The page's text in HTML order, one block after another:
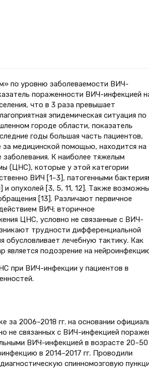
по уровню заболеваемости ВИЧ-
пораженности ВИЧ-инфекцией
что в 3 раза превышает
эпидемическая ситуация по
городе области, показатель
годы большая часть пациентов,
медицинской помощью, находится на
К наиболее тяжелым
(ЦНС), которые у этой категории
ВИЧ [1–3], патогенными
и опухолей [3, 5, 11, 12]. Также
[13]. Различают первичное
ВИЧ; вторичное
ЦНС, условно не связанные с ВИЧ-
трудности дифференциальной
обусловливает лечебную тактику. Как
является подозрение на
при ВИЧ-инфекции у пациентов в
2006–2018 гг. на основании
не связанных с ВИЧ-инфекцией
ВИЧ-инфекцией в возрасте 20–50
в 2014–2017 гг. Проводили
спинномозговую